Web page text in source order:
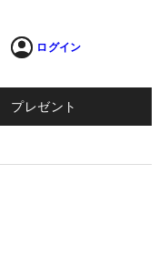
ログイン
プレゼント